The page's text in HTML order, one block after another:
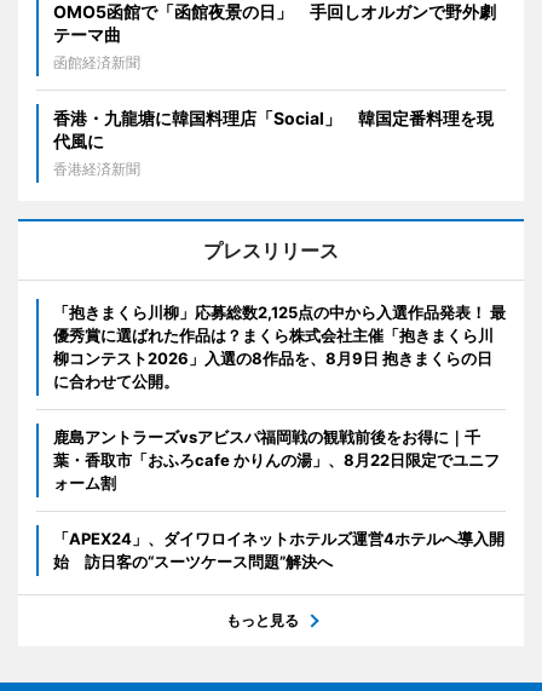
OMO5函館で「函館夜景の日」 手回しオルガンで野外劇
テーマ曲
函館経済新聞
香港・九龍塘に韓国料理店「Social」 韓国定番料理を現
代風に
香港経済新聞
プレスリリース
「抱きまくら川柳」応募総数2,125点の中から入選作品発表！ 最
優秀賞に選ばれた作品は？まくら株式会社主催「抱きまくら川
柳コンテスト2026」入選の8作品を、8月9日 抱きまくらの日
に合わせて公開。
鹿島アントラーズvsアビスパ福岡戦の観戦前後をお得に｜千
葉・香取市「おふろcafe かりんの湯」、8月22日限定でユニフ
ォーム割
「APEX24」、ダイワロイネットホテルズ運営4ホテルへ導入開
始 訪日客の“スーツケース問題”解決へ
もっと見る